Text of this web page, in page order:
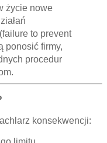
życie nowe
to prevent
ponosić firmy,
procedur
konsekwencji: